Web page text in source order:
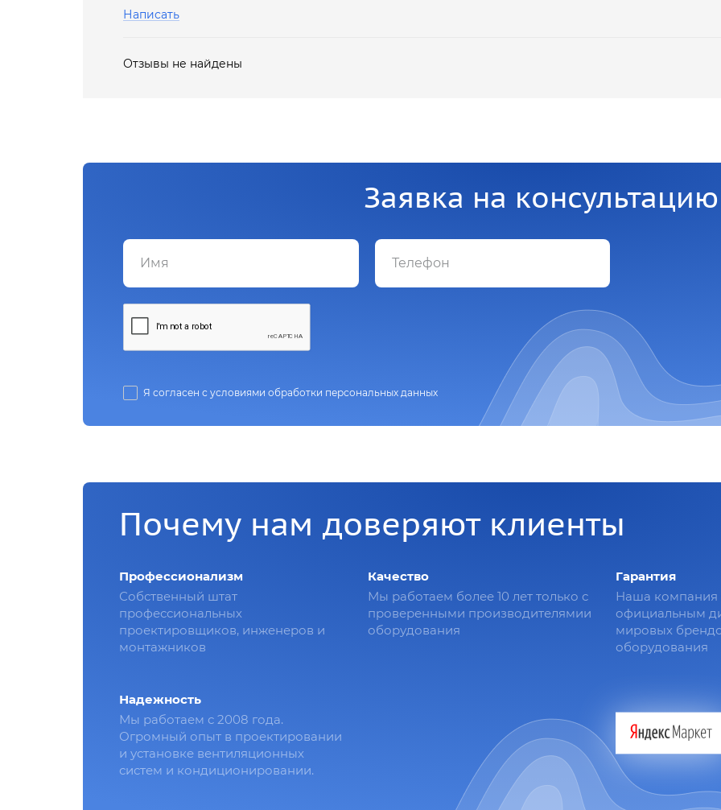
Написать
Отзывы не найдены
Заявка на консультацию
Я согласен с условиями обработки персональных данных
Почему нам доверяют клиенты
Профессионализм
Собственный штат
профессиональных
проектировщиков, инженеров и
монтажников
Качество
Мы работаем более 10 лет только с
проверенными производителямии
оборудования
Гарантия
Наша компания
официальным
мировых
оборудования
Надежность
Мы работаем с 2008 года.
Огромный опыт в проектировании
и установке вентиляционных
систем и кондиционировании.